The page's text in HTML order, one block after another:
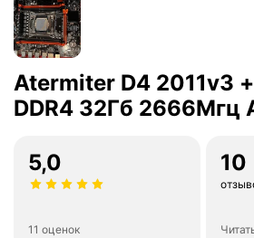
Atermiter D4 2011v3
DDR4 32Гб 2666Мгц
5,0
11 оценок
10